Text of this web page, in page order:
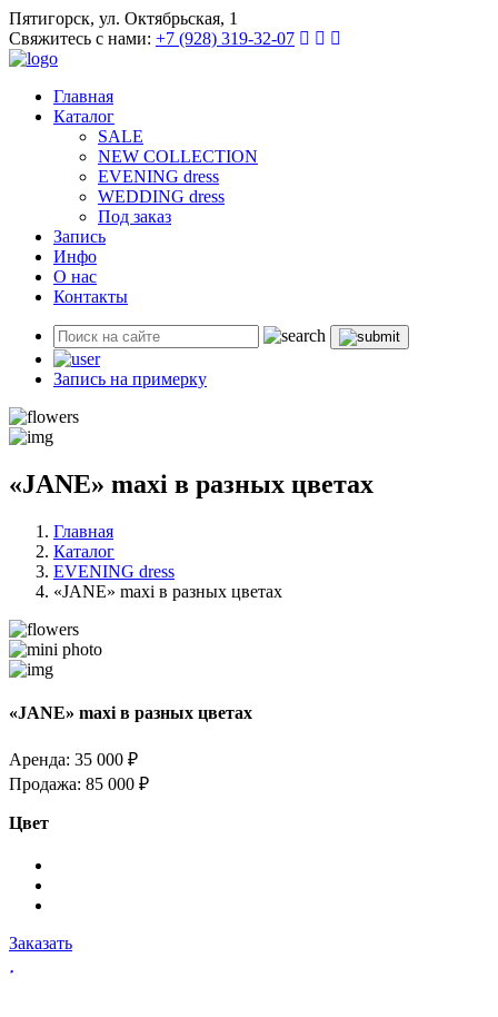
Пятигорск, ул. Октябрьская, 1
Свяжитесь с нами: +7 (928) 319-32-07
Главная
Каталог
SALE
NEW COLLECTION
EVENING dress
WEDDING dress
Под заказ
Запись
Инфо
О нас
Контакты
Запись на примерку
«JANE» maxi в разных цветах
Главная
Каталог
EVENING dress
«JANE» maxi в разных цветах
«JANE» maxi в разных цветах
Аренда: 35 000 ₽
Продажа: 85 000 ₽
Цвет
Заказать